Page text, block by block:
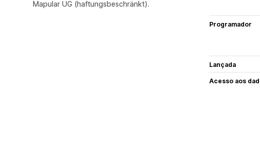
Mapular UG (haftungsbeschränkt).
Programador
Lançada
Acesso aos